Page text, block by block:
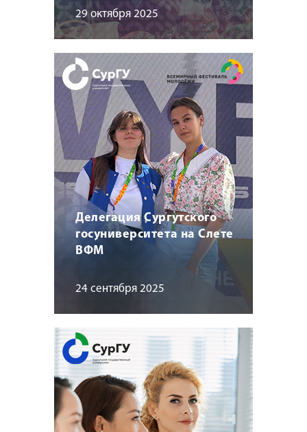
29 октября 2025
Делегация Сургутского
госуниверситета на Слете
ВФМ
24 сентября 2025